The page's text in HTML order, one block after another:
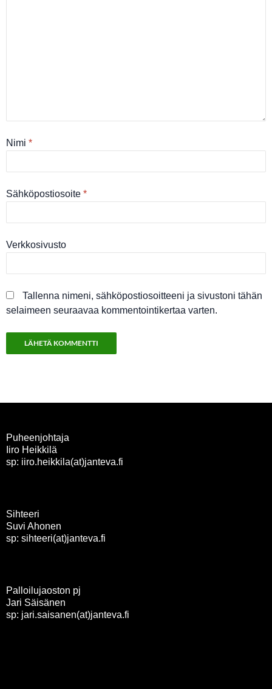
Nimi *
Sähköpostiosoite *
Verkkosivusto
Tallenna nimeni, sähköpostiosoitteeni ja sivustoni tähän
selaimeen seuraavaa kommentointikertaa varten.
Puheenjohtaja
Iiro Heikkilä
sp: iiro.heikkila(at)janteva.fi
Sihteeri
Suvi Ahonen
sp: sihteeri(at)janteva.fi
Palloilujaoston pj
Jari Säisänen
sp: jari.saisanen(at)janteva.fi